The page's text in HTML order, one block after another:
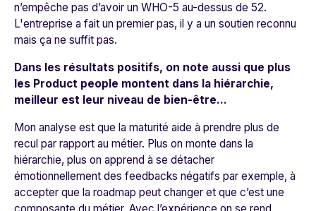
n’empêche pas d’avoir un WHO-5 au-dessus de 52.
L'entreprise a fait un premier pas, il y a un soutien reconnu
mais ça ne suffit pas.
Dans les résultats positifs, on note aussi que plus
les Product people montent dans la hiérarchie,
meilleur est leur niveau de bien-être…
Mon analyse est que la maturité aide à prendre plus de
recul par rapport au métier. Plus on monte dans la
hiérarchie, plus on apprend à se détacher
émotionnellement des feedbacks négatifs par exemple, à
accepter que la roadmap peut changer et que c’est une